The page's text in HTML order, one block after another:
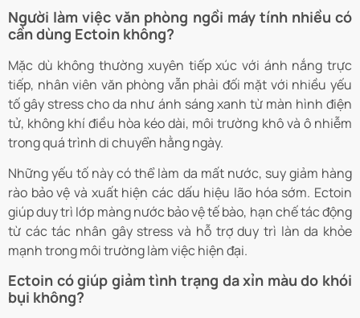
Người làm việc văn phòng ngồi máy tính nhiều có
cần dùng Ectoin không?
Mặc dù không thường xuyên tiếp xúc với ánh nắng trực
tiếp, nhân viên văn phòng vẫn phải đối mặt với nhiều yếu
tố gây stress cho da như ánh sáng xanh từ màn hình điện
tử, không khí điều hòa kéo dài, môi trường khô và ô nhiễm
trong quá trình di chuyển hằng ngày.
Những yếu tố này có thể làm da mất nước, suy giảm hàng
rào bảo vệ và xuất hiện các dấu hiệu lão hóa sớm. Ectoin
giúp duy trì lớp màng nước bảo vệ tế bào, hạn chế tác động
từ các tác nhân gây stress và hỗ trợ duy trì làn da khỏe
mạnh trong môi trường làm việc hiện đại.
Ectoin có giúp giảm tình trạng da xỉn màu do khói
bụi không?